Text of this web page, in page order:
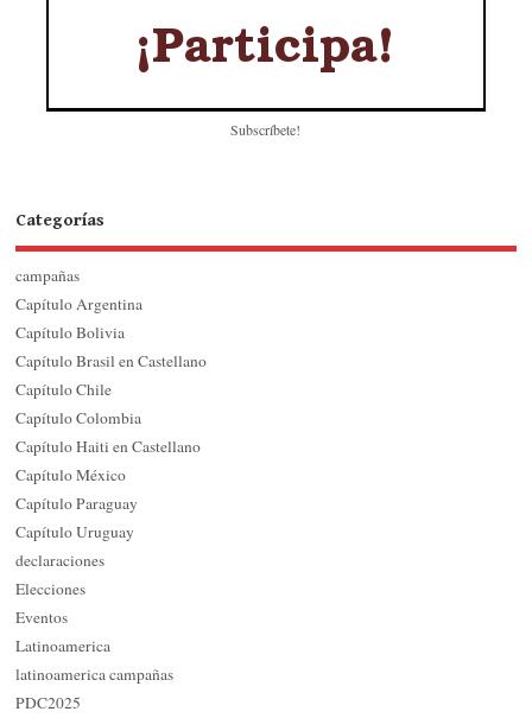
Subscríbete!
Categorías
campañas
Capítulo Argentina
Capítulo Bolivia
Capítulo Brasil en Castellano
Capítulo Chile
Capítulo Colombia
Capítulo Haiti en Castellano
Capítulo México
Capítulo Paraguay
Capítulo Uruguay
declaraciones
Elecciones
Eventos
Latinoamerica
latinoamerica campañas
PDC2025